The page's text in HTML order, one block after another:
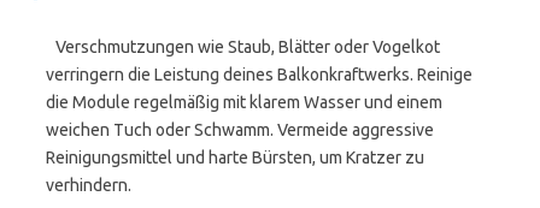
Verschmutzungen wie Staub, Blätter oder Vogelkot
verringern die Leistung deines Balkonkraftwerks. Reinige
die Module regelmäßig mit klarem Wasser und einem
weichen Tuch oder Schwamm. Vermeide aggressive
Reinigungsmittel und harte Bürsten, um Kratzer zu
verhindern.